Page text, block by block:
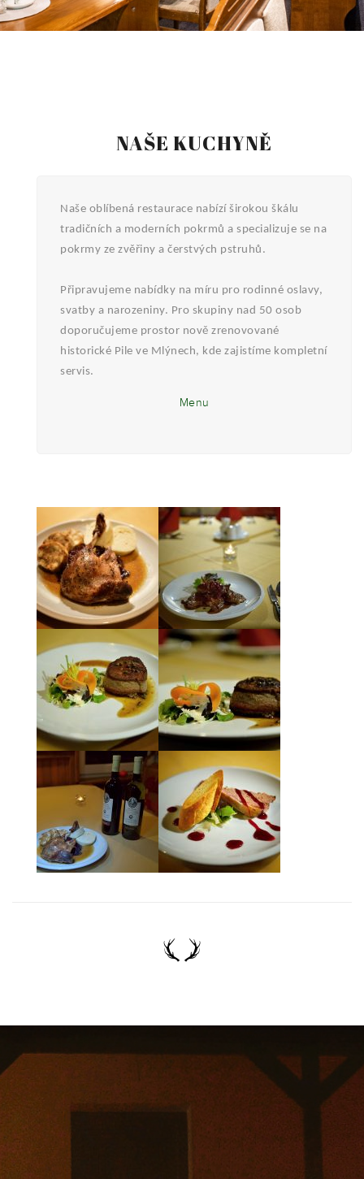
NAŠE KUCHYNĚ
Naše oblíbená restaurace nabízí širokou škálu
tradičních a moderních pokrmů a specializuje se na
pokrmy ze zvěřiny a čerstvých pstruhů.
Připravujeme nabídky na míru pro rodinné oslavy,
svatby a narozeniny. Pro skupiny nad 50 osob
doporučujeme prostor nově zrenovované
historické Pile ve Mlýnech, kde zajistíme kompletní
servis.
Menu